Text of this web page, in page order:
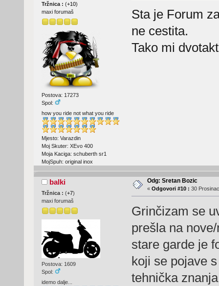
Tržnica : (+10)
maxi forumaš
Postova: 17273
Spol:
how you ride not what you ride
Mjesto: Varazdin
Moj Skuter: XEvo 400
Moja Kaciga: schuberth sr1
MojSpuh: original inox
Sta je Forum
ne cestita.
Tako mi
balki
Tržnica : (+7)
maxi forumaš
Postova: 1609
Spol:
idemo dalje...
Odg: Sretan Bozic
« Odgovori #10 : 30
Grinčizam se
prešla na
stare garde je
koji se pojave
tehnička